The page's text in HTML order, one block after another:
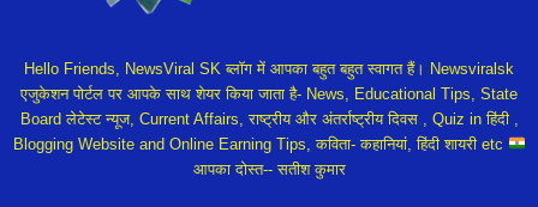
Hello Friends, NewsViral SK ब्लॉग में आपका बहुत बहुत स्वागत हैं। Newsviralsk
एजुकेशन पोर्टल पर आपके साथ शेयर किया जाता है- News, Educational Tips, State
Board लेटेस्ट न्यूज, Current Affairs, राष्ट्रीय और अंतर्राष्ट्रीय दिवस , Quiz in हिंदी ,
Blogging Website and Online Earning Tips, कविता- कहानियां, हिंदी शायरी etc
आपका दोस्त-- सतीश कुमार